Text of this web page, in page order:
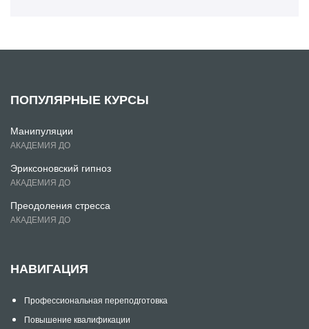
ПОПУЛЯРНЫЕ КУРСЫ
Манипуляции
АКАДЕМИЯ ДО
Эриксоновский гипноз
АКАДЕМИЯ ДО
Преодоления стресса
АКАДЕМИЯ ДО
НАВИГАЦИЯ
Профессиональная переподготовка
Повышение квалификации